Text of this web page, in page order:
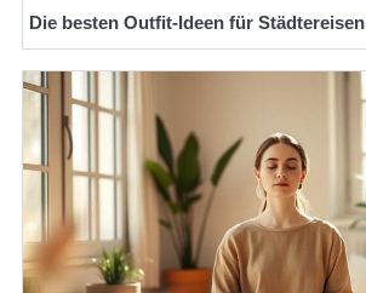
Die besten Outfit-Ideen für Städtereisen